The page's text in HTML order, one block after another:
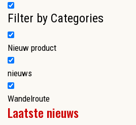
Filter by Categories
Nieuw product
nieuws
Wandelroute
Laatste nieuws